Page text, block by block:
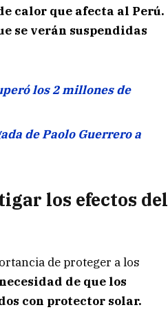
calor que afecta al Perú.
se verán suspendidas
los 2 millones de
de Paolo Guerrero a
los efectos del
de proteger a los
de que los
con protector solar.